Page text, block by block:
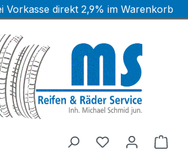
Vorkasse direkt 2,9% im Warenkorb